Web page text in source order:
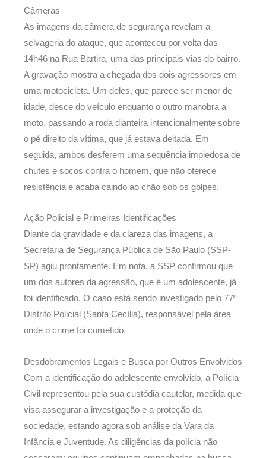
Câmeras
As imagens da câmera de segurança revelam a
selvageria do ataque, que aconteceu por volta das
14h46 na Rua Bartira, uma das principais vias do bairro.
A gravação mostra a chegada dos dois agressores em
uma motocicleta. Um deles, que parece ser menor de
idade, desce do veículo enquanto o outro manobra a
moto, passando a roda dianteira intencionalmente sobre
o pé direito da vítima, que já estava deitada. Em
seguida, ambos desferem uma sequência impiedosa de
chutes e socos contra o homem, que não oferece
resistência e acaba caindo ao chão sob os golpes.
Ação Policial e Primeiras Identificações
Diante da gravidade e da clareza das imagens, a
Secretaria de Segurança Pública de São Paulo (SSP-
SP) agiu prontamente. Em nota, a SSP confirmou que
um dos autores da agressão, que é um adolescente, já
foi identificado. O caso está sendo investigado pelo 77º
Distrito Policial (Santa Cecília), responsável pela área
onde o crime foi cometido.
Desdobramentos Legais e Busca por Outros Envolvidos
Com a identificação do adolescente envolvido, a Polícia
Civil representou pela sua custódia cautelar, medida que
visa assegurar a investigação e a proteção da
sociedade, estando agora sob análise da Vara da
Infância e Juventude. As diligências da polícia não